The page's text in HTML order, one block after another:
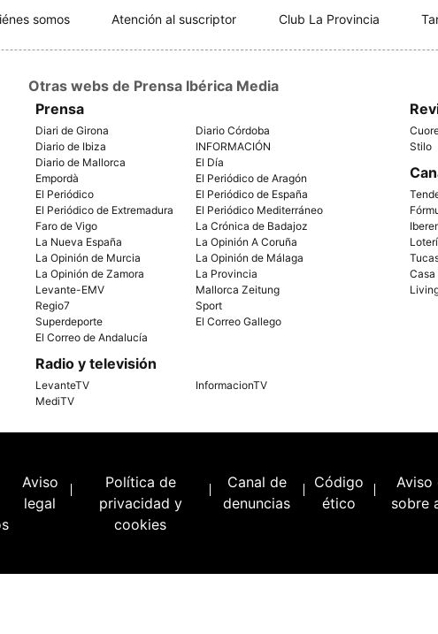
somos Atención al suscriptor Club La Provincia
Otras webs de Prensa Ibérica Media
Prensa
Diari de Girona
Diario Córdoba
Diario de Ibiza
INFORMACIÓN
Diario de Mallorca
El Día
Empordà
El Periódico de Aragón
El Periódico
El Periódico de España
El Periódico de Extremadura
El Periódico Mediterráneo
Faro de Vigo
La Crónica de Badajoz
La Nueva España
La Opinión A Coruña
La Opinión de Murcia
La Opinión de Málaga
La Opinión de Zamora
La Provincia
Levante-EMV
Mallorca Zeitung
Regio7
Sport
Superdeporte
El Correo Gallego
El Correo de Andalucía
Radio y televisión
LevanteTV
InformacionTV
MediTV
Stilo
Casa
Aviso
legal
Política de
privacidad y
cookies
Canal de
denuncias
Código
ético
Aviso
sobre